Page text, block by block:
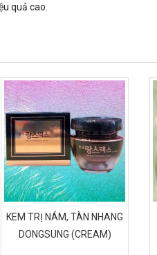
quả cao.
KEM TRỊ NÁM, TÀN NHANG
DONGSUNG (CREAM)